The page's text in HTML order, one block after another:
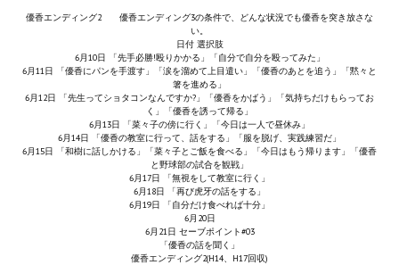
REBalance
Работы Kuroneko
Doom 3 Remaster Fan Edition
X2 - The Threat Remaster Fan Edition
Quake III Arena Remaster Fan Edition
Star Trek Voyager Elite Force Remaster Fan Edition
Sacred Gold Remaster Fan Edition
優香エンディング2 優香エンディング3の条件で、どんな状況でも優香を突き放さな
い。
日付 選択肢
6月10日 「先手必勝!殴りかかる」「自分で自分を殴ってみた」
6月11日 「優香にパンを手渡す」「涙を溜めて上目遣い」「優香のあとを追う」「黙々と
箸を進める」
6月12日 「先生ってショタコンなんですか?」「優香をかばう」「気持ちだけもらってお
く」「優香を誘って帰る」
6月13日 「菜々子の傍に行く」「今日は一人で昼休み」
6月14日 「優香の教室に行って、話をする」「服を脱げ、実践練習だ」
6月15日 「和樹に話しかける」「菜々子とご飯を食べる」「今日はもう帰ります」「優香
と野球部の試合を観戦」
6月17日 「無視をして教室に行く」
6月18日 「再び虎牙の話をする」
6月19日 「自分だけ食べれば十分」
6月20日
6月21日 セーブポイント#03
「優香の話を聞く」
優香エンディング2(H14、H17回収)